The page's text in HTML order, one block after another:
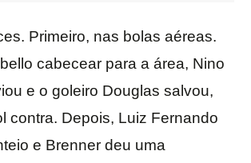
Primeiro, nas bolas aéreas.
cabecear para a área, Nino
e o goleiro Douglas salvou,
contra. Depois, Luiz Fernando
e Brenner deu uma